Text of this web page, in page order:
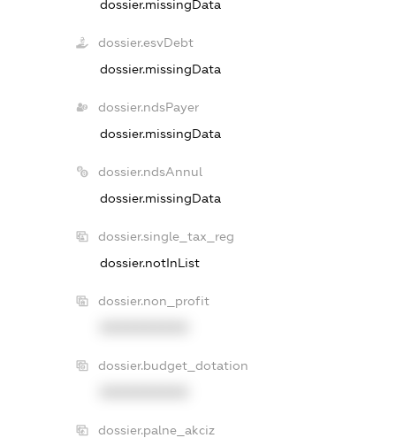
dossier.missingData
dossier.esvDebt
dossier.missingData
dossier.ndsPayer
dossier.missingData
dossier.ndsAnnul
dossier.missingData
dossier.single_tax_reg
dossier.notInList
dossier.non_profit
dossier.budget_dotation
dossier.palne_akciz